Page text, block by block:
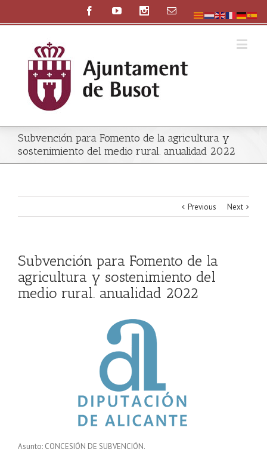
Subvención para Fomento de la agricultura y
sostenimiento del medio rural. anualidad 2022
Previous Next
Subvención para Fomento de la
agricultura y sostenimiento del
medio rural. anualidad 2022
Asunto: CONCESIÓN DE SUBVENCIÓN.